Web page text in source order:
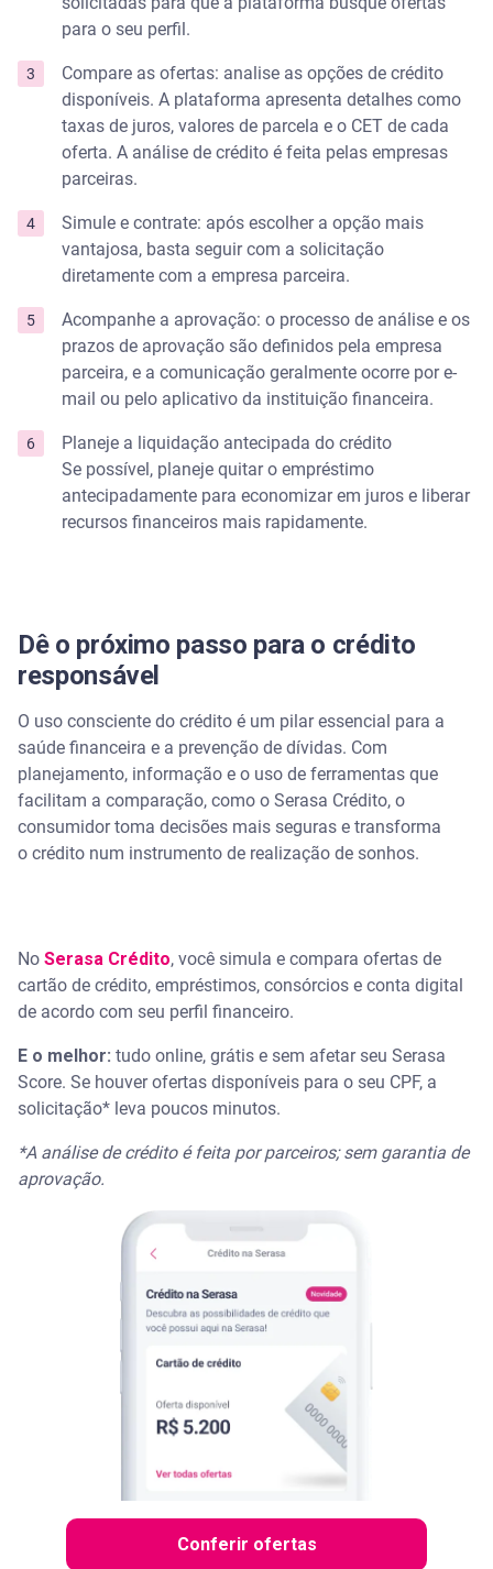
para o seu perfil.
Compare as ofertas: analise as opções de crédito
disponíveis. A plataforma apresenta detalhes como
taxas de juros, valores de parcela e o CET de cada
oferta. A análise de crédito é feita pelas empresas
parceiras.
Simule e contrate: após escolher a opção mais
vantajosa, basta seguir com a solicitação
diretamente com a empresa parceira.
Acompanhe a aprovação: o processo de análise e os
prazos de aprovação são definidos pela empresa
parceira, e a comunicação geralmente ocorre por e-
mail ou pelo aplicativo da instituição financeira.
Planeje a liquidação antecipada do crédito
Se possível, planeje quitar o empréstimo
antecipadamente para economizar em juros e liberar
recursos financeiros mais rapidamente.
Dê o próximo passo para o crédito
responsável
O uso consciente do crédito é um pilar essencial para a
saúde financeira e a prevenção de dívidas. Com
planejamento, informação e o uso de ferramentas que
facilitam a comparação, como o Serasa Crédito, o
consumidor toma decisões mais seguras e transforma
o crédito num instrumento de realização de sonhos.
No Serasa Crédito, você simula e compara ofertas de
cartão de crédito, empréstimos, consórcios e conta digital
de acordo com seu perfil financeiro.
E o melhor: tudo online, grátis e sem afetar seu Serasa
Score. Se houver ofertas disponíveis para o seu CPF, a
solicitação* leva poucos minutos.
*A análise de crédito é feita por parceiros; sem garantia de
aprovação.
Conferir ofertas